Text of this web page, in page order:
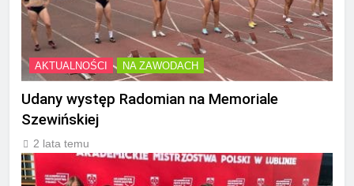
AKTUALNOŚCI NA ZAWODACH
Udany występ Radomian na Memoriale
Szewińskiej
2 lata temu